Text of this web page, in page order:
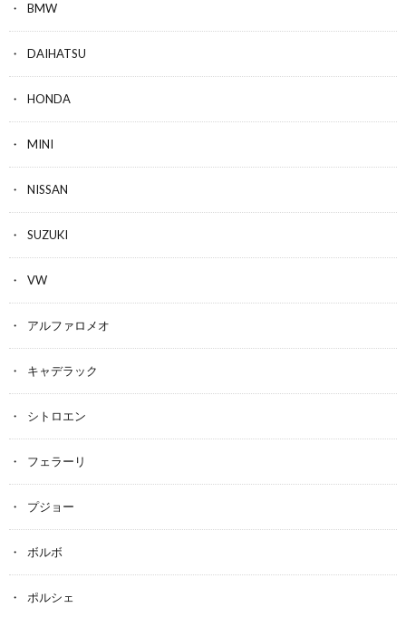
BMW
DAIHATSU
HONDA
MINI
NISSAN
SUZUKI
VW
アルファロメオ
キャデラック
シトロエン
フェラーリ
プジョー
ボルボ
ポルシェ